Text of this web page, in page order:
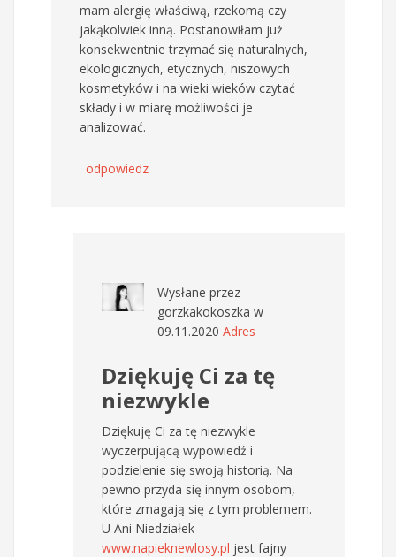
mam alergię właściwą, rzekomą czy
jakąkolwiek inną. Postanowiłam już
konsekwentnie trzymać się naturalnych,
ekologicznych, etycznych, niszowych
kosmetyków i na wieki wieków czytać
składy i w miarę możliwości je
analizować.
odpowiedz
Wysłane przez
gorzkakokoszka w
09.11.2020 Adres
Dziękuję Ci za tę
niezwykle
Dziękuję Ci za tę niezwykle
wyczerpującą wypowiedź i
podzielenie się swoją historią. Na
pewno przyda się innym osobom,
które zmagają się z tym problemem.
U Ani Niedziałek
www.napieknewlosy.pl jest fajny